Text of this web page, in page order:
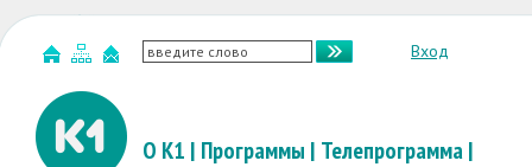
Вход
О К1 | Программы | Телепрограмма|